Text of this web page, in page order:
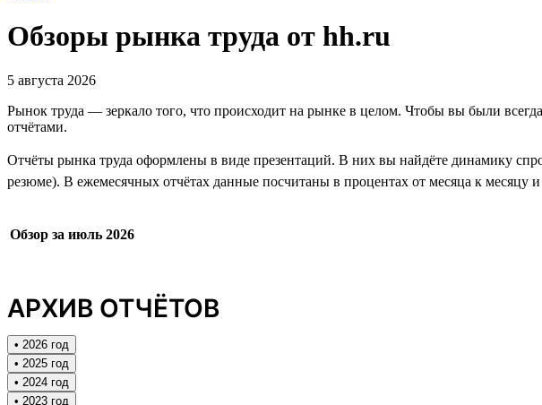
Обзоры рынка труда от hh.ru
5 августа 2026
Рынок труда — зеркало того, что происходит на рынке в целом. Чтобы вы были
отчётами.
Отчёты рынка труда оформлены в виде презентаций. В них вы найдёте динамику
резюме). В ежемесячных отчётах данные посчитаны в процентах от месяца к месяцу
Обзор за июль 2026
АРХИВ ОТЧЁТОВ
• 2026 год
• 2025 год
• 2024 год
• 2023 год